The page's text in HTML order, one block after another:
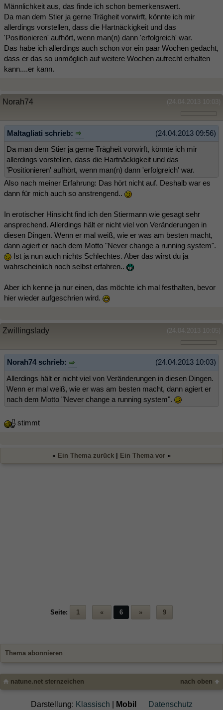
Männlichkeit aus, das finde ich schon bemerkenswert.
Da man dem Stier ja gerne Trägheit vorwirft, könnte ich mir
allerdings vorstellen, dass die Hartnäckigkeit und das
'Positionieren' aufhört, wenn man(n) dann 'erfolgreich' war.
Das habe ich allerdings auch schon vor ein paar Wochen gedacht,
dass er das so unmöglich auf weitere Wochen aufrecht erhalten
kann....er kann.
(24.04.2013 10:03)
Norah74
(24.04.2013 09:56)
Maltagliati schrieb:
Da man dem Stier ja gerne Trägheit vorwirft, könnte ich mir
allerdings vorstellen, dass die Hartnäckigkeit und das
'Positionieren' aufhört, wenn man(n) dann 'erfolgreich' war.
Also nach meiner Erfahrung: Das hört nicht auf. Deshalb war es
dann für mich auch so anstrengend..
In erotischer Hinsicht find ich den Stiermann wie gesagt sehr
ansprechend. Allerdings hält er nicht viel von Veränderungen in
diesen Dingen. Wenn er mal weiß, wie er was am besten macht,
dann agiert er nach dem Motto "Never change a running system".
Ist ja nun auch nichts Schlechtes. Aber das wirst du ja
wahrscheinlich noch selbst erfahren..
Aber ich kenne ja nur einen, das möchte ich mal festhalten, bevor
hier wieder aufgeschrien wird.
(24.04.2013 10:05)
Zwillingslady
(24.04.2013 10:03)
Norah74 schrieb:
Allerdings hält er nicht viel von Veränderungen in diesen Dingen.
Wenn er mal weiß, wie er was am besten macht, dann agiert er
nach dem Motto "Never change a running system".
stimmt
« Ein Thema zurück Ein Thema vor »
Seite: 1 « 6 » 9
Thema abonnieren
nach oben
natune.net sternzeichen
Darstellung: Klassisch Mobil Datenschutz